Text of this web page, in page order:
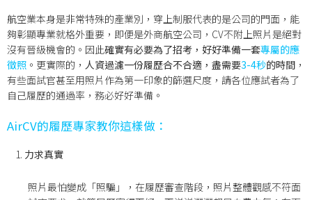
航空業本身是非常特殊的產業別，穿上制服代表的是公司的門面，能
夠彰顯專業就格外重要，即便是外商航空公司，CV不附上照片是絕對
沒有晉級機會的。因此確實有必要為了招考，好好準備一套專屬的應
徵照 。更實際的， 人資過濾一份履歷合不合適，盡需要3-4秒的時間 ，
有些面試官甚至用照片作為第一印象的篩選尺度，請各位應試者為了
自己履歷的通過率，務必好好準備。
AirCV的履歷專家教你這樣做：
力求真實
照片最怕變成「照騙」，在履歷審查階段，照片整體觀感不符面